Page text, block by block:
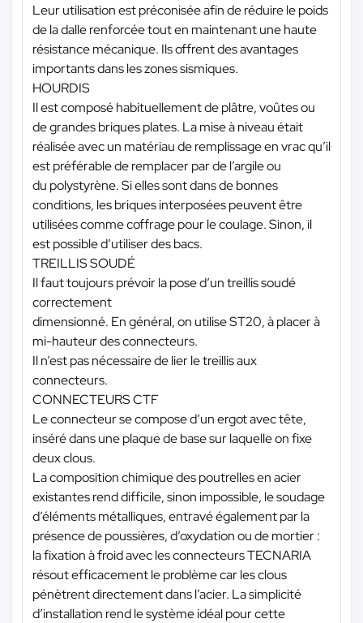
Leur utilisation est préconisée afin de réduire le poids
de la dalle renforcée tout en maintenant une haute
résistance mécanique. Ils offrent des avantages
importants dans les zones sismiques.
HOURDIS
Il est composé habituellement de plâtre, voûtes ou
de grandes briques plates. La mise à niveau était
réalisée avec un matériau de remplissage en vrac qu’il
est préférable de remplacer par de l’argile ou
du polystyrène. Si elles sont dans de bonnes
conditions, les briques interposées peuvent être
utilisées comme coffrage pour le coulage. Sinon, il
est possible d’utiliser des bacs.
TREILLIS SOUDÉ
Il faut toujours prévoir la pose d’un treillis soudé
correctement
dimensionné. En général, on utilise ST20, à placer à
mi-hauteur des connecteurs.
Il n’est pas nécessaire de lier le treillis aux
connecteurs.
CONNECTEURS CTF
Le connecteur se compose d’un ergot avec tête,
inséré dans une plaque de base sur laquelle on fixe
deux clous.
La composition chimique des poutrelles en acier
existantes rend difficile, sinon impossible, le soudage
d’éléments métalliques, entravé également par la
présence de poussières, d’oxydation ou de mortier :
la fixation à froid avec les connecteurs TECNARIA
résout efficacement le problème car les clous
pénètrent directement dans l’acier. La simplicité
d’installation rend le système idéal pour cette